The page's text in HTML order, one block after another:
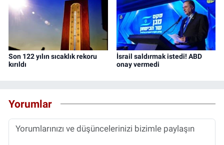
Son 122 yılın sıcaklık rekoru
kırıldı
İsrail saldırmak istedi! ABD
onay vermedi
Yorumlar